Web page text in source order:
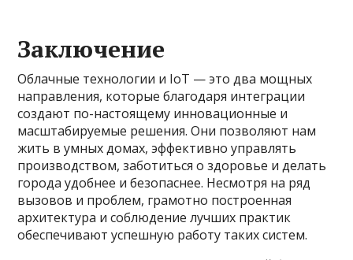
Заключение
Облачные технологии и IoT — это два мощных
направления, которые благодаря интеграции
создают по-настоящему инновационные и
масштабируемые решения. Они позволяют нам
жить в умных домах, эффективно управлять
производством, заботиться о здоровье и делать
города удобнее и безопаснее. Несмотря на ряд
вызовов и проблем, грамотно построенная
архитектура и соблюдение лучших практик
обеспечивают успешную работу таких систем.